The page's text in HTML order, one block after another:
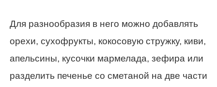
Для разнообразия в него можно добавлять
орехи, сухофрукты, кокосовую стружку, киви,
апельсины, кусочки мармелада, зефира или
разделить печенье со сметаной на две части